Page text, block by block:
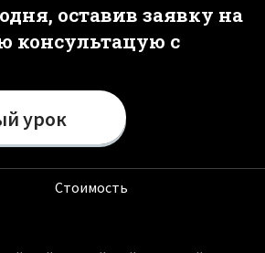
оставив заявку на
консультацую с
урок
Стоимость